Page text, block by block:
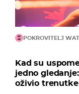
POKROVITELJ
Kad su
jedno
oživio trenutke